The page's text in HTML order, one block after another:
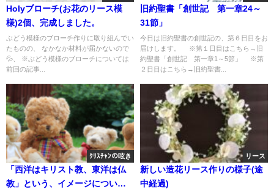
Holyブローチ(お花のリース模
様)2個、完成しました。
ぶどう模様のブローチ作りに取り組んでい
たものの、 なかなか材料が届かないので
💦、 ※ぶどう模様のブローチについては
前回の記事...
旧約聖書「創世記 第一章24～
31節」
今日は旧約聖書の創世記の、第６日目をお
届けします。 ※第１日目はこちら→旧
約聖書「創世記 第一章1～5節」 ※第
２日目はこちら→旧約聖書...
ｸﾘｽﾁｬﾝの呟き
「西洋はキリスト教、東洋は仏
教」という、イメージについ
リース
新しい造花リース作りの様子(途
中経過)